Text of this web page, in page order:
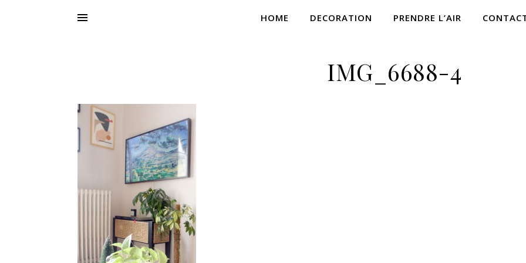
HOME DECORATION PRENDRE L’AIR
IMG_6688-4